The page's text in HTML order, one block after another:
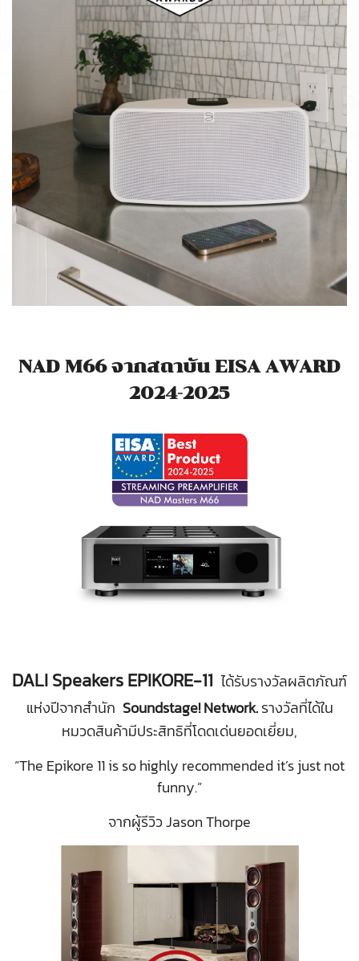
NAD M66 จากสถาบัน EISA AWARD
2024-2025
DALI Speakers EPIKORE-11 ได้รับรางวัลผลิตภัณฑ์
แห่งปีจากสำนัก Soundstage! Network.รางวัลที่ได้ใน
หมวดสินค้ามีประสิทธิที่โดดเด่นยอดเยี่ยม,
“The Epikore 11 is so highly recommended it’s just not
funny.”
จากผู้รีวิว Jason Thorpe